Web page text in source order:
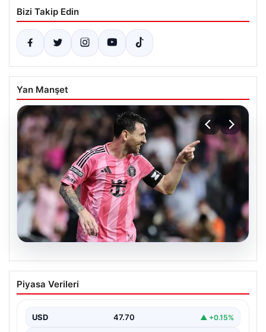
Bizi Takip Edin
Yan Manşet
06.08.2026
Dünya Kupası rüzgârı sürüyor: Messi
Inter Miami’nin geri dönüşünü başlattı
karşısında geriye düştüğü bir mücadelede sahadan…
Piyasa Verileri
USD 47.70 ▲ +0.15%